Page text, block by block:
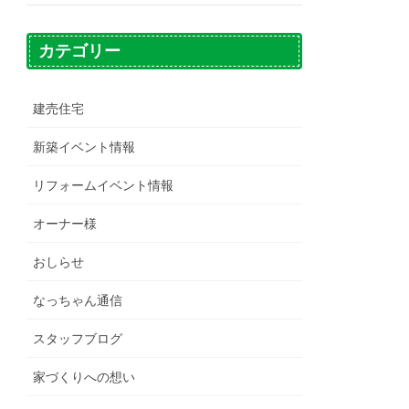
カテゴリー
建売住宅
新築イベント情報
リフォームイベント情報
オーナー様
おしらせ
なっちゃん通信
スタッフブログ
家づくりへの想い